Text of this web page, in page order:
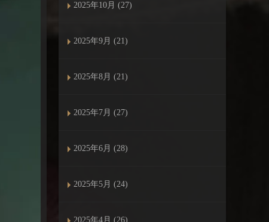
2025年10月 (27)
2025年9月 (21)
2025年8月 (21)
2025年7月 (27)
2025年6月 (28)
2025年5月 (24)
2025年4月 (26)